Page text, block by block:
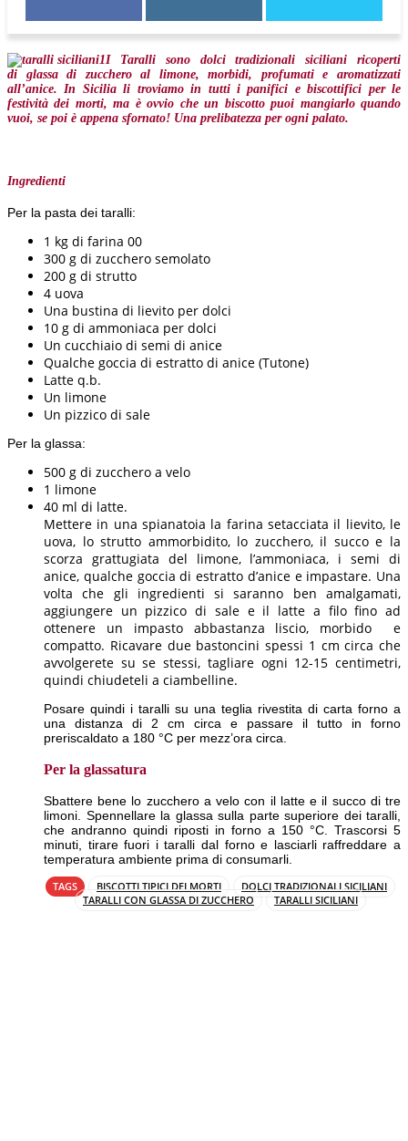
I Taralli sono dolci tradizionali siciliani ricoperti
di glassa di zucchero al limone, morbidi, profumati e aromatizzati
all’anice. In Sicilia li troviamo in tutti i panifici e biscottifici per le
festività dei morti, ma è ovvio che un biscotto puoi mangiarlo quando
vuoi, se poi è appena sfornato! Una prelibatezza per ogni palato.
Ingredienti
Per la pasta dei taralli:
1 kg di farina 00
300 g di zucchero semolato
200 g di strutto
4 uova
Una bustina di lievito per dolci
10 g di ammoniaca per dolci
Un cucchiaio di semi di anice
Qualche goccia di estratto di anice (Tutone)
Latte q.b.
Un limone
Un pizzico di sale
Per la glassa:
500 g di zucchero a velo
1 limone
40 ml di latte.
Mettere in una spianatoia la farina setacciata il lievito, le
uova, lo strutto ammorbidito, lo zucchero, il succo e la
scorza grattugiata del limone, l’ammoniaca, i semi di
anice, qualche goccia di estratto d’anice e impastare. Una
volta che gli ingredienti si saranno ben amalgamati,
aggiungere un pizzico di sale e il latte a filo fino ad
ottenere un impasto abbastanza liscio, morbido e
compatto. Ricavare due bastoncini spessi 1 cm circa che
avvolgerete su se stessi, tagliare ogni 12-15 centimetri,
quindi chiudeteli a ciambelline.
Posare quindi i taralli su una teglia rivestita di carta forno a
una distanza di 2 cm circa e passare il tutto in forno
preriscaldato a 180 °C per mezz’ora circa.
Per la glassatura
Sbattere bene lo zucchero a velo con il latte e il succo di tre
limoni. Spennellare la glassa sulla parte superiore dei taralli,
che andranno quindi riposti in forno a 150 °C. Trascorsi 5
minuti, tirare fuori i taralli dal forno e lasciarli raffreddare a
temperatura ambiente prima di consumarli.
TAGS BISCOTTI TIPICI DEI MORTI
DOLCI TRADIZIONALI SICILIANI
TARALLI CON GLASSA DI ZUCCHERO
TARALLI SICILIANI